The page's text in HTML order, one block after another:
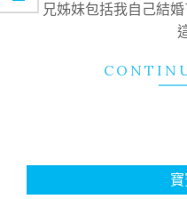
兄姊妹包括我自己結